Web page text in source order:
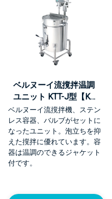
ベルヌーイ流撹拌温調
ユニット KTT-J型【KU-
KTT-J-L】
ベルヌーイ流撹拌機、ステン
レス容器、バルブがセットに
なったユニット。泡立ちを抑
えた撹拌に優れています。容
器は温調のできるジャケット
付です。